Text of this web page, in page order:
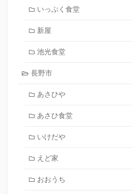
いっぷく食堂
新屋
池光食堂
長野市
あさひや
あさひ食堂
いけだや
えど家
おおうち